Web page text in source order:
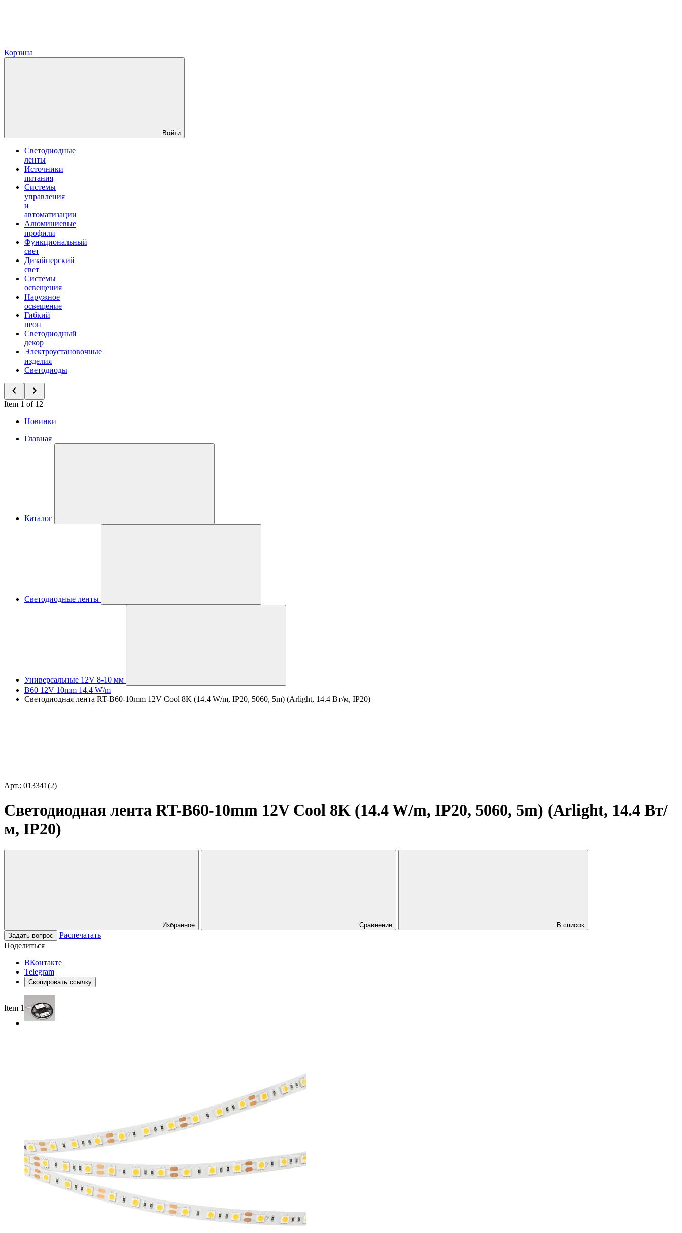
Корзина
Войти
Светодиодные
ленты
Источники
питания
Системы
управления
и
автоматизации
Алюминиевые
профили
Функциональный
свет
Дизайнерский
свет
Системы
освещения
Наружное
освещение
Гибкий
неон
Светодиодный
декор
Электроустановочные
изделия
Светодиоды
Item 1 of 12
Новинки
Главная
Каталог
Светодиодные ленты
Универсальные 12V 8-10 мм
B60 12V 10mm 14.4 W/m
Светодиодная лента RT-B60-10mm 12V Cool 8K (14.4 W/m, IP20, 5060, 5m) (Arlight, 14.4 Вт/м, IP20)
Арт.: 013341(2)
Светодиодная лента RT-B60-10mm 12V Cool 8K (14.4 W/m, IP20, 5060, 5m) (Arlight, 14.4 Вт/
м, IP20)
Избранное Сравнение
В список
Задать вопрос
Распечатать
Поделиться
ВКонтакте
Telegram
Скопировать ссылку
Item 1 of 5